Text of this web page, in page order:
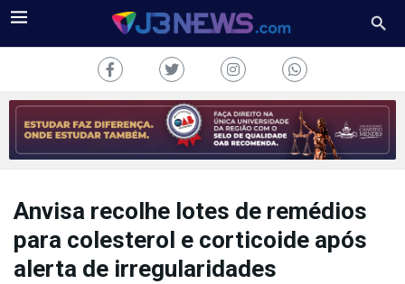
J3NEWS
TV
Anvisa recolhe lotes de remédios
para colesterol e corticoide após
alerta de irregularidades